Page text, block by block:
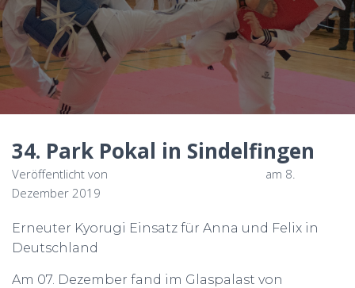
T
I
O
N
C
34. Park Pokal in Sindelfingen
Veröffentlicht von am 8.
Dezember 2019
Erneuter Kyorugi Einsatz für Anna und Felix in
Deutschland
Am 07. Dezember fand im Glaspalast von